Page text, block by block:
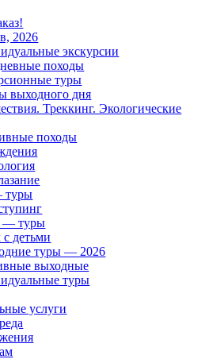
2026
экскурсии
походы
туры
выходного дня
Треккинг. Экологические
походы
— туры
детьми
туры — 2026
выходные
туры
услуги